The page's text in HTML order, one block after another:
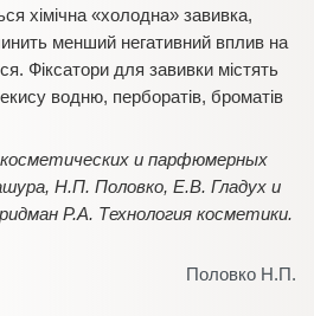
хімічна «холодна» завивка,
менший негативний вплив на
Фіксатори для завивки містять
водню, перборатів, броматів
косметических и парфюмерных
Н.П. Половко, Е.В. Гладух и
Р.А. Технология косметики.
Половко Н.П.